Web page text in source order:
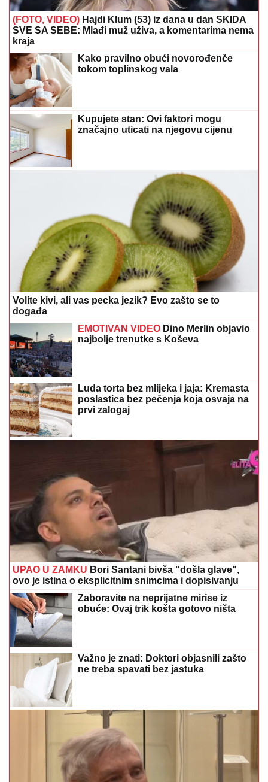
(FOTO, VIDEO) Hajdi Klum (53) iz dana u dan SKIDA
SVE SA SEBE: Mlađi muž uživa, a komentarima nema
kraja
Kako pravilno obući novorođenče
tokom toplinskog vala
Kupujete stan: Ovi faktori mogu
značajno uticati na njegovu cijenu
Volite kivi, ali vas pecka jezik? Evo zašto se to
događa
EMOTIVAN VIDEO Dino Merlin objavio
najbolje trenutke s Koševa
Luda torta bez mlijeka i jaja: Kremasta
poslastica bez pečenja koja osvaja na
prvi zalogaj
UPAO U ZAMKU Bori Santani bivša "došla glave",
ovo je istina o eksplicitnim snimcima i dopisivanju
Zaboravite na neprijatne mirise iz
obuće: Ovaj trik košta gotovo ništa
Važno je znati: Doktori objasnili zašto
ne treba spavati bez jastuka